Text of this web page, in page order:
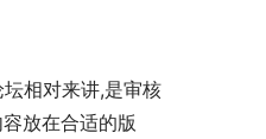
放在合适的版